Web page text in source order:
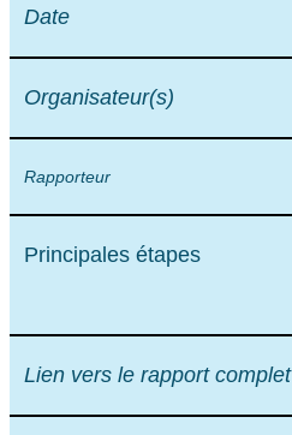
Date
Organisateur(s)
Rapporteur
Principales étapes
Lien vers le rapport complet